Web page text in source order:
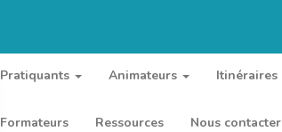
Pratiquants Animateurs Itinéraires
Formateurs Ressources Nous contacter